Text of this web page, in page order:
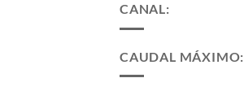
CANAL:
CAUDAL MÁXIMO: